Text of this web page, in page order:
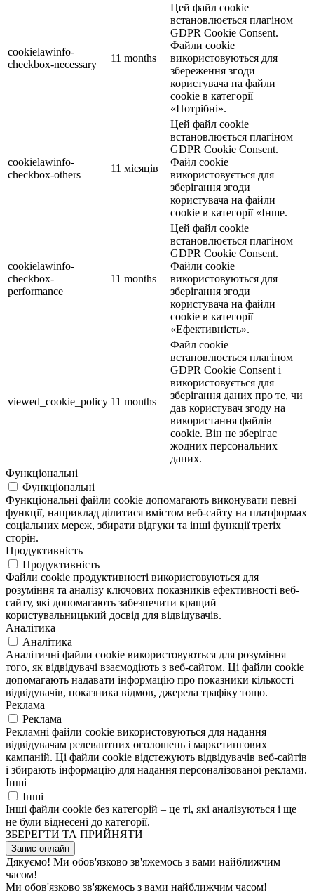
cookielawinfo-
checkbox-necessary
11 months
Цей файл cookie
встановлюється плагіном
GDPR Cookie Consent.
Файли cookie
використовуються для
збереження згоди
користувача на файли
cookie в категорії
«Потрібні».
cookielawinfo-
checkbox-others
11 місяців
Цей файл cookie
встановлюється плагіном
GDPR Cookie Consent.
Файл cookie
використовується для
зберігання згоди
користувача на файли
cookie в категорії «Інше.
cookielawinfo-
checkbox-
performance
11 months
Цей файл cookie
встановлюється плагіном
GDPR Cookie Consent.
Файли cookie
використовуються для
зберігання згоди
користувача на файли
cookie в категорії
«Ефективність».
viewed_cookie_policy 11 months
Файл cookie
встановлюється плагіном
GDPR Cookie Consent і
використовується для
зберігання даних про те, чи
дав користувач згоду на
використання файлів
cookie. Він не зберігає
жодних персональних
даних.
Функціональні
Функціональні
Функціональні файли cookie допомагають виконувати певні
функції, наприклад ділитися вмістом веб-сайту на платформах
соціальних мереж, збирати відгуки та інші функції третіх
сторін.
Продуктивність
Продуктивність
Файли cookie продуктивності використовуються для
розуміння та аналізу ключових показників ефективності веб-
сайту, які допомагають забезпечити кращий
користувальницький досвід для відвідувачів.
Аналітика
Аналітика
Аналітичні файли cookie використовуються для розуміння
того, як відвідувачі взаємодіють з веб-сайтом. Ці файли cookie
допомагають надавати інформацію про показники кількості
відвідувачів, показника відмов, джерела трафіку тощо.
Реклама
Реклама
Рекламні файли cookie використовуються для надання
відвідувачам релевантних оголошень і маркетингових
кампаній. Ці файли cookie відстежують відвідувачів веб-сайтів
і збирають інформацію для надання персоналізованої реклами.
Інші
Інші
Інші файли cookie без категорій – це ті, які аналізуються і ще
не були віднесені до категорії.
ЗБЕРЕГТИ ТА ПРИЙНЯТИ
Запис онлайн
Дякуємо! Ми обов'язково зв'яжемось з вами найближчим
часом!
Ми обов'язково зв'яжемось з вами найближчим часом!